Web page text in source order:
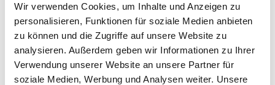
Wir verwenden Cookies, um Inhalte und Anzeigen zu
personalisieren, Funktionen für soziale Medien anbieten
zu können und die Zugriffe auf unsere Website zu
analysieren. Außerdem geben wir Informationen zu Ihrer
Verwendung unserer Website an unsere Partner für
soziale Medien, Werbung und Analysen weiter. Unsere
Dies könnte Sie auch
interessieren